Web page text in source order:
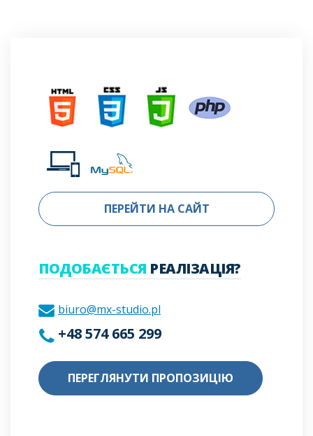
ПЕРЕЙТИ НА САЙТ
ПОДОБАЄТЬСЯ РЕАЛІЗАЦІЯ?
biuro@mx-studio.pl
+48 574 665 299
ПЕРЕГЛЯНУТИ ПРОПОЗИЦІЮ